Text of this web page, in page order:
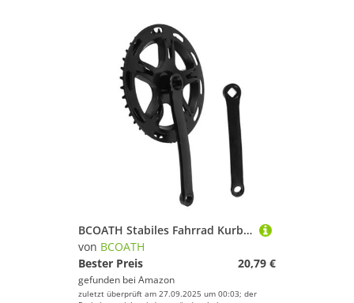
BCOATH Stabiles Fahrrad Kurbelarm Set Zähne Kettenblatt aus Stahl Robustes Kurbelgarnitur Werkzeug Einfache Montage und Austausch Langlebig für Reparatur und Upgrade Unterwegs
von BCOATH
Bester Preis
20,79 €
gefunden bei Amazon
zuletzt überprüft am 27.09.2025 um 00:03; der